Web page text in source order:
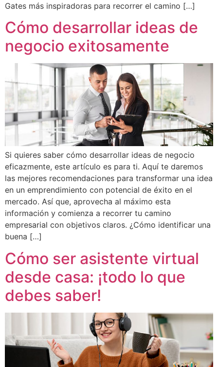
Gates más inspiradoras para recorrer el camino […]
Cómo desarrollar ideas de
negocio exitosamente
Si quieres saber cómo desarrollar ideas de negocio
eficazmente, este artículo es para ti. Aquí te daremos
las mejores recomendaciones para transformar una idea
en un emprendimiento con potencial de éxito en el
mercado. Así que, aprovecha al máximo esta
información y comienza a recorrer tu camino
empresarial con objetivos claros. ¿Cómo identificar una
buena […]
Cómo ser asistente virtual
desde casa: ¡todo lo que
debes saber!